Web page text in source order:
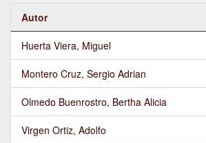
Autor
Huerta Viera, Miguel
Montero Cruz, Sergio Adrian
Olmedo Buenrostro, Bertha Alicia
Virgen Ortiz, Adolfo